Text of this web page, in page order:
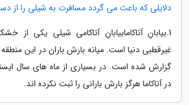
دلایلی که باعث می گردد مسافرت به شیلی را از
1.بیابانِ آتاکامابیابانِ آتاکامی شیلی یکی
گزارش شده است. در بسیاری از ماه های سال
در آتاکاما هرگز بارش بارانی را ثبت نکرده اند.